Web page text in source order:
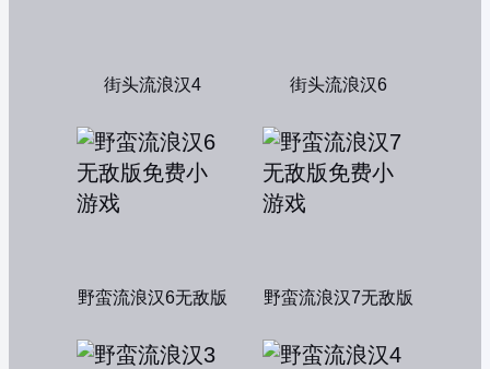
街头流浪汉4 街头流浪汉6
野蛮流浪汉6无敌版 野蛮流浪汉7无敌版